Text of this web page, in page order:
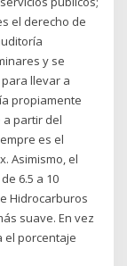
el derecho de
y se
llevar a
propiamente
a partir del
es el
Asimismo, el
6.5 a 10
Hidrocarburos
suave. En vez
el porcentaje